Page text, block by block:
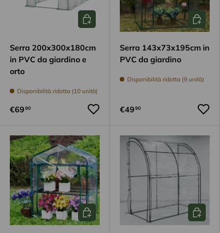
Serra 200x300x180cm
in PVC da giardino e
orto
Disponibilità ridotta (10 unità)
€6990
Aggiungi al carrello
Serra 143x73x195cm in
PVC da giardino
Disponibilità ridotta (9 unità)
€4990
Scegli opzioni